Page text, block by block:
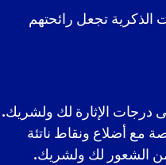
الذكرية تجعل رائحتهم
درجات الإثارة لك ولشريك.
مع أضلاع ونقاط ناتئة
الشعور لك ولشريك.